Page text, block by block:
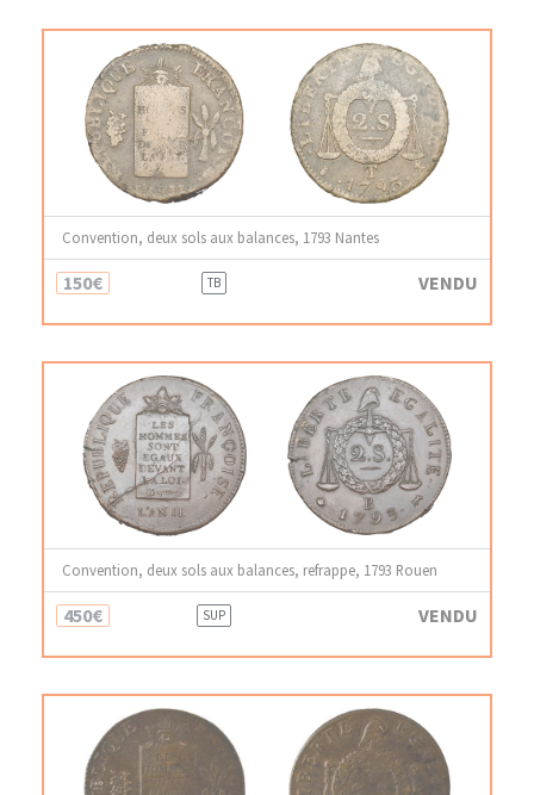
Convention, deux sols aux balances, 1793 Nantes
150€ TB VENDU
Convention, deux sols aux balances, refrappe, 1793 Rouen
450€ SUP VENDU